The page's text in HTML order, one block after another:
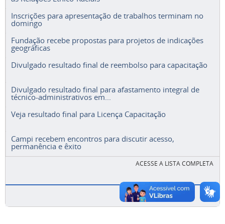
Inscrições para apresentação de trabalhos terminam no
domingo
Fundação recebe propostas para projetos de indicações
geográficas
Divulgado resultado final de reembolso para capacitação
Divulgado resultado final para afastamento integral de
técnico-administrativos em...
Veja resultado final para Licença Capacitação
Campi recebem encontros para discutir acesso,
permanência e êxito
ACESSE A LISTA COMPLETA